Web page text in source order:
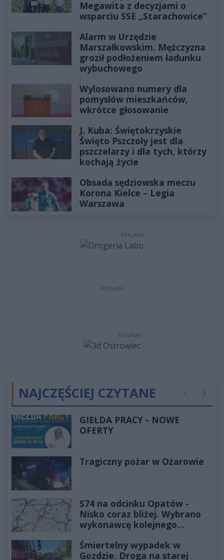
Megawita z decyzjami o
wsparciu SSE „Starachowice”
Alarm w Urzędzie
Marszałkowskim. Mężczyzna
groził podłożeniem ładunku
wybuchowego
Wylosowano numery dla
pomysłów mieszkańców,
wkrótce głosowanie
J. Kuba: Świętokrzyskie
Święto Pszczoły jest dla
pszczelarzy i dla tych, którzy
kochają życie
Obsada sędziowska meczu
Korona Kielce – Legia
Warszawa
REKLAMA
REKLAMA
REKLAMA
NAJCZĘŚCIEJ CZYTANE Poprzednie
GIEŁDA PRACY - NOWE
OFERTY
Tragiczny pożar w Ożarowie
S74 na odcinku Opatów -
Nisko coraz bliżej. Wybrano
wykonawcę kolejnego
Śmiertelny wypadek w
Gozdzie. Droga na starej